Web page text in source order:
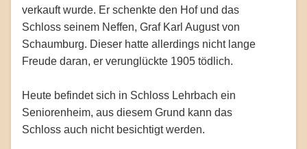
verkauft wurde. Er schenkte den Hof und das
Schloss seinem Neffen, Graf Karl August von
Schaumburg. Dieser hatte allerdings nicht lange
Freude daran, er verunglückte 1905 tödlich.
Heute befindet sich in Schloss Lehrbach ein
Seniorenheim, aus diesem Grund kann das
Schloss auch nicht besichtigt werden.